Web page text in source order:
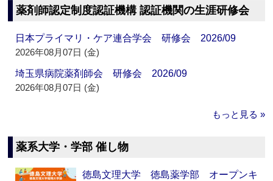
薬剤師認定制度認証機構 認証機関の生涯研修会
日本プライマリ・ケア連合学会 研修会 2026/09
2026年08月07日 (金)
埼玉県病院薬剤師会 研修会 2026/09
2026年08月07日 (金)
もっと見る »
薬系大学・学部 催し物
徳島文理大学 徳島薬学部 オープンキ